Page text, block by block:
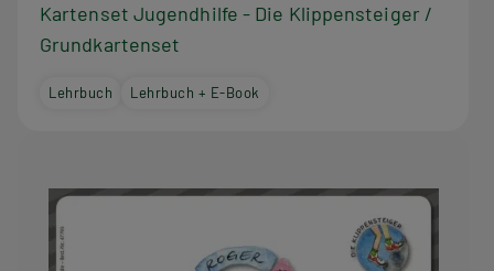
Kartenset Jugendhilfe - Die Klippensteiger /
Grundkartenset
Lehrbuch Lehrbuch + E-Book